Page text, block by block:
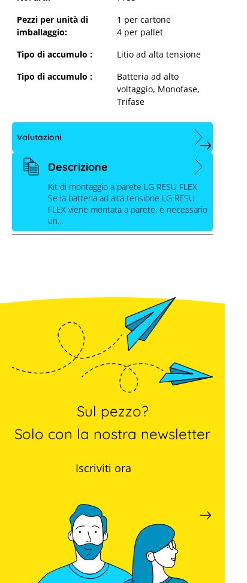
parete
Pezzi per unità di
imballaggio:
1 per cartone
4 per pallet
Tipo di accumulo :
Litio ad alta tensione
Tipo di accumulo :
Batteria ad alto
voltaggio, Monofase,
Trifase
Valutazioni
Descrizione
Kit di montaggio a parete LG RESU FLEX
Se la batteria ad alta tensione LG RESU
FLEX viene montata a parete, è necessario
un…
Sul pezzo?
Solo con la nostra newsletter
Iscriviti ora